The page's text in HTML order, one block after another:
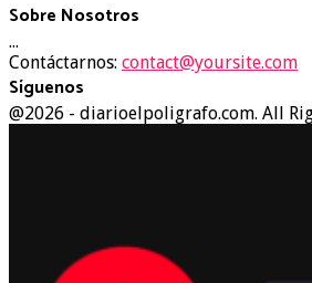
Sobre Nosotros
...
Contáctarnos: contact@yoursite.com
Síguenos
Facebook
Twitter
Instagram
Youtube
@2026 - diarioelpoligrafo.com. All